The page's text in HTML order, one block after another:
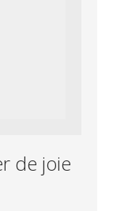
de joie